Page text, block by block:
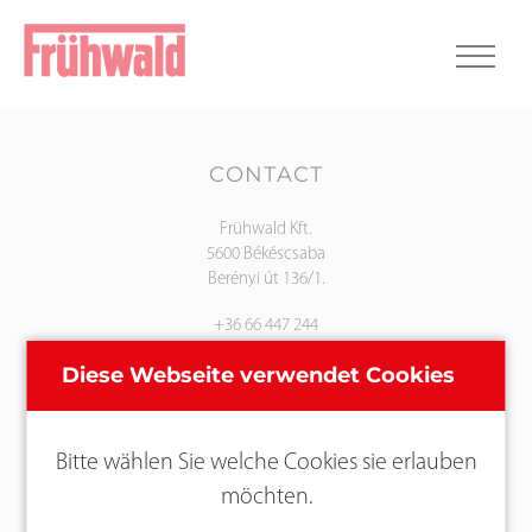
Diese Webseite verwendet Cookies
Bitte wählen Sie welche Cookies sie erlauben
möchten.
CONTACT
Frühwald Kft.
5600 Békéscsaba
Berényi út 136/1.
+36 66 447 244
PAGES
Contact
Editorial